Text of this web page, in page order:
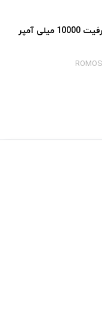
پاوربانک Romoss روموس مدل GT1 با ظرفیت 10000 میلی آمپر